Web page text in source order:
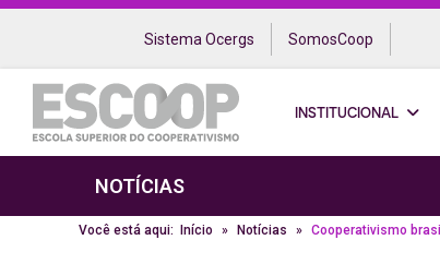
Sistema Ocergs SomosCoop
INSTITUCIONAL
NOTÍCIAS
Você está aqui: Início Notícias Cooperativismo